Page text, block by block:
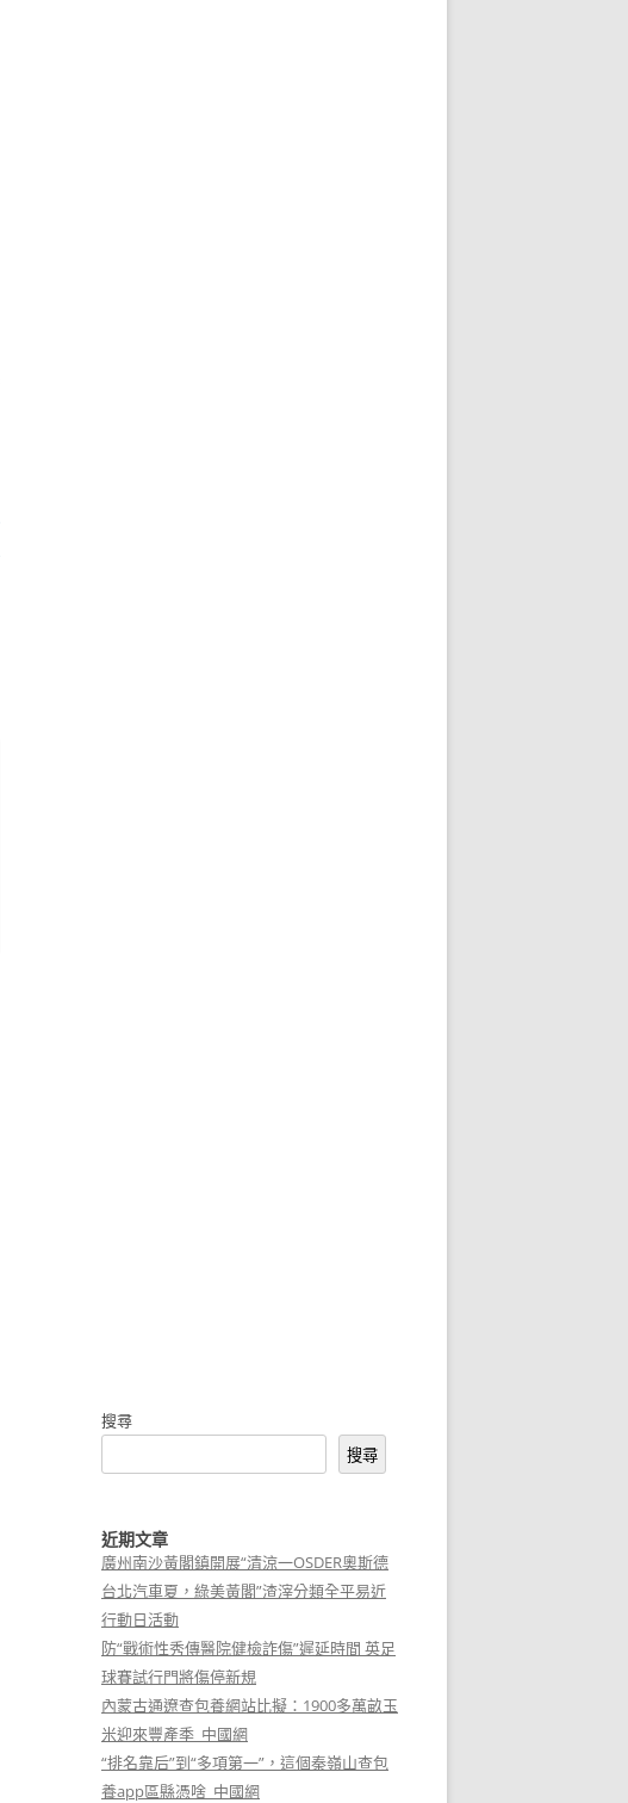
搜尋
搜尋
近期文章
廣州南沙黃閣鎮開展“清涼一OSDER奧斯德
台北汽車夏，綠美黃閣”渣滓分類全平易近
行動日活動
防“戰術性秀傳醫院健檢詐傷”遲延時間 英足
球賽試行門將傷停新規
內蒙古通遼查包養網站比擬：1900多萬畝玉
米迎來豐產季_中國網
“排名靠后”到“多項第一”，這個秦嶺山查包
養app區縣憑啥_中國網